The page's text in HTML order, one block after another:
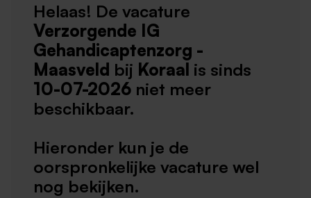
Helaas! De vacature
Verzorgende IG
Gehandicaptenzorg -
Maasveld bij Koraal is sinds
10-07-2026 niet meer
beschikbaar.
Hieronder kun je de
oorspronkelijke vacature wel
nog bekijken.